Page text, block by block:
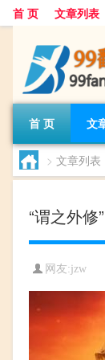
首 页 文章列表
首 页 文
> 文章列表
“谓之外修
网友:jzw